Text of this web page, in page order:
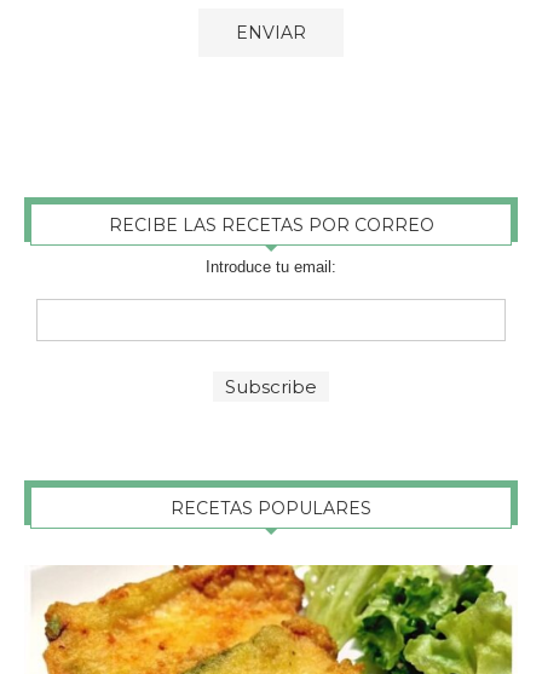
RECIBE LAS RECETAS POR CORREO
Introduce tu email:
RECETAS POPULARES